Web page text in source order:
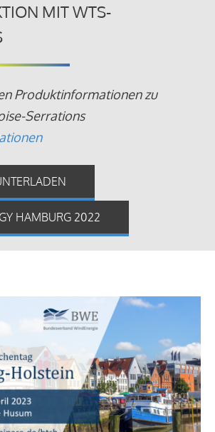
MIT WTS-
Produktinformationen zu
Serrations
HAMBURG 2022